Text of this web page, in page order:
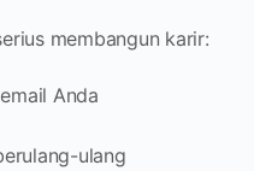
membangun karir:
Anda
ulang